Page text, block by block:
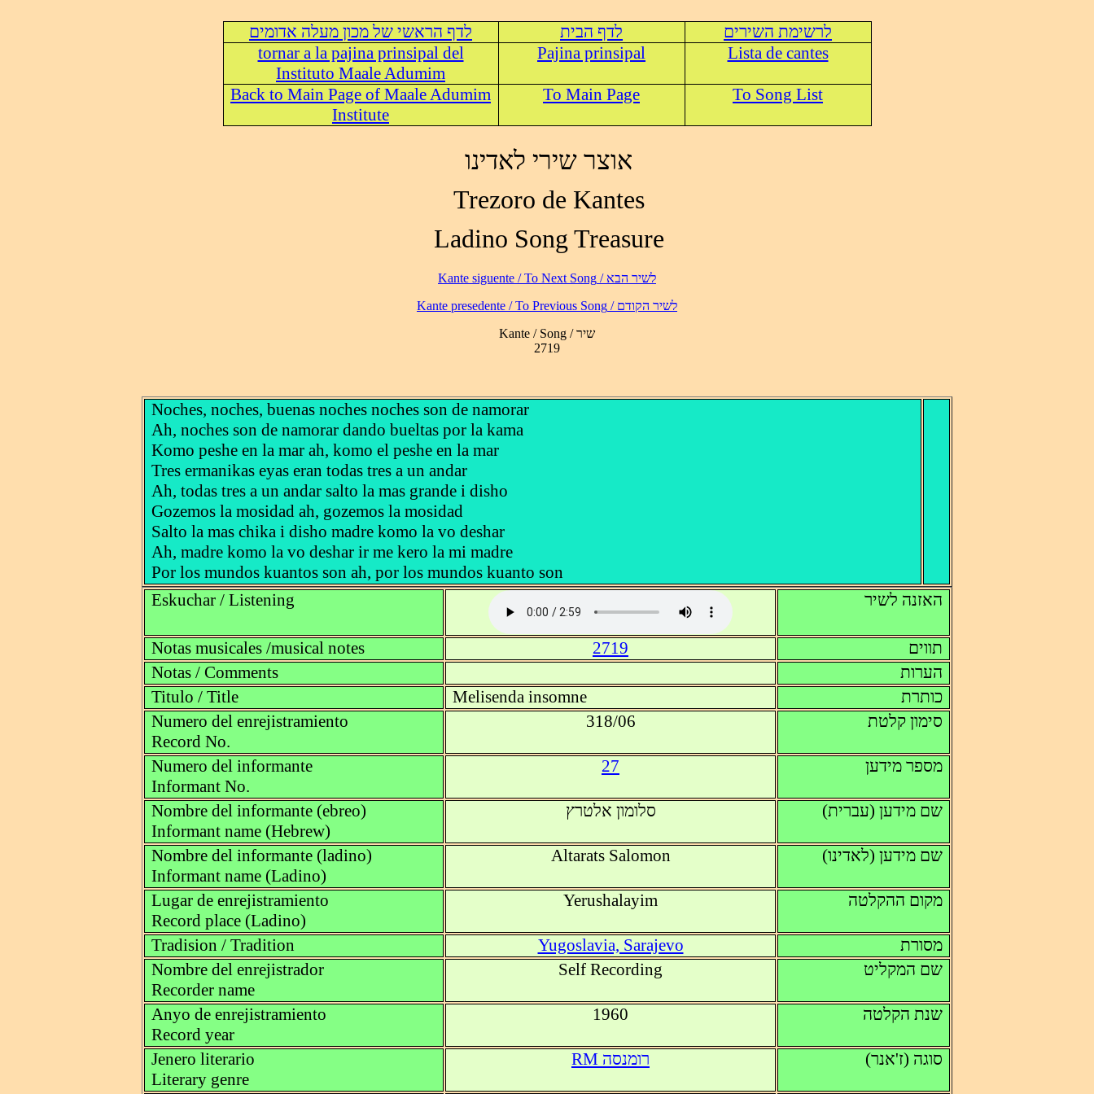
לרשימת השירים לדף הבית
לדף הראשי של מכון מעלה אדומים
Lista de cantes
Pajina prinsipal
tornar a la pajina prinsipal del
Instituto Maale Adumim
To Song List
To Main Page
Back to Main Page of Maale Adumim
Institute
אוצר שירי לאדינו
Trezoro de Kantes
Ladino Song Treasure
לשיר הבא / Kante siguente / To Next Song
לשיר הקודם / Kante presedente / To Previous Song
Kante / Song / שיר
2719
Noches, noches, buenas noches noches son de namorar
Ah, noches son de namorar dando bueltas por la kama
Komo peshe en la mar ah, komo el peshe en la mar
Tres ermanikas eyas eran todas tres a un andar
Ah, todas tres a un andar salto la mas grande i disho
Gozemos la mosidad ah, gozemos la mosidad
Salto la mas chika i disho madre komo la vo deshar
Ah, madre komo la vo deshar ir me kero la mi madre
Por los mundos kuantos son ah, por los mundos kuanto son
Eskuchar / Listening
האזנה לשיר
Notas musicales /musical notes 2719
תווים
Notas / Comments
הערות
Titulo / Title
Melisenda insomne
כותרת
Numero del enrejistramiento
Record No.
318/06 סימון קלטת
Numero del informante
Informant No.
27 מספר מידען
Nombre del informante (ebreo)
Informant name (Hebrew)
סלומון אלטרץ שם מידען (עברית)
Nombre del informante (ladino)
Informant name (Ladino)
Altarats Salomon שם מידען (לאדינו)
Lugar de enrejistramiento
Record place (Ladino)
Yerushalayim מקום ההקלטה
Tradision / Tradition Yugoslavia, Sarajevo
מסורת
Nombre del enrejistrador
Recorder name
Self Recording שם המקליט
Anyo de enrejistramiento
Record year
1960 שנת הקלטה
Jenero literario
Literary genre
RM רומנסה סוגה (ז'אנר)